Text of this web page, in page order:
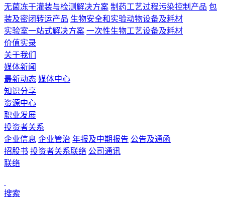
无菌冻干灌装与检测解决方案 制药工艺过程污染控制产品 包
装及密闭转运产品 生物安全和实验动物设备及耗材
实验室一站式解决方案 一次性生物工艺设备及耗材
价值实录
关于我们
媒体新闻
最新动态 媒体中心
知识分享
资源中心
职业发展
投资者关系
企业信息 企业管治 年报及中期报告 公告及通函
招股书 投资者关系联络 公司通讯
联络
搜索